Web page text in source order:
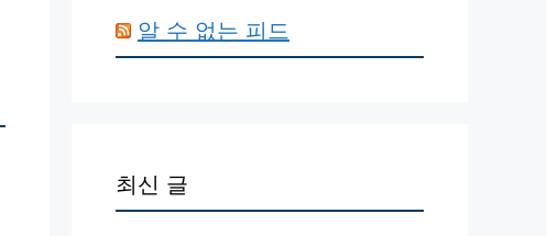
알 수 없는 피드
최신 글